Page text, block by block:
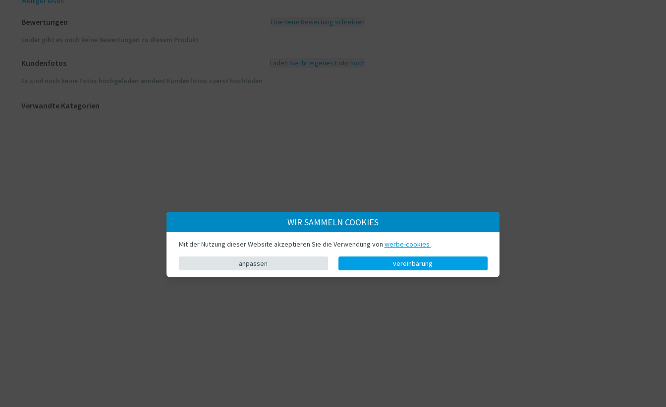
Bewertungen
Eine neue Bewertung schreiben
Leider gibt es noch keine Bewertungen zu diesem Produkt
Kundenfotos
Laden Sie Ihr eigenes Foto hoch
Es sind noch keine Fotos hochgeladen worden! Kundenfotos zuerst hochladen
Verwandte Kategorien
WIR SAMMELN COOKIES
Mit der Nutzung dieser Website akzeptieren Sie die Verwendung von werbe-cookies .
anpassen vereinbarung